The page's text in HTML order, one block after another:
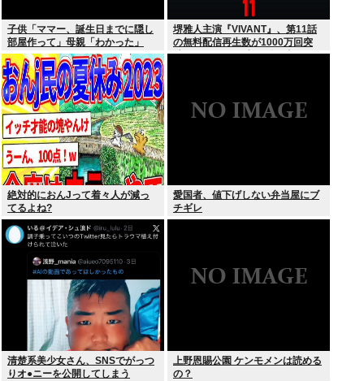
子供「ママー、誕生日までに隠し
部屋作って」母親「わかった」
堺雅人主演『VIVANT』、第11話
の無料配信再生数が1000万回突
破！ TVerお気に入り登録者数は
絶対的におんJって着々人が減っ
てるよね?
愛国者、値下げしない弁当屋にブ
チギレ
清楚系美少女さん、SNSでがっつ
りオ●ニーを公開してしまう
上野恩賜公園 ケンモメンは読める
の？